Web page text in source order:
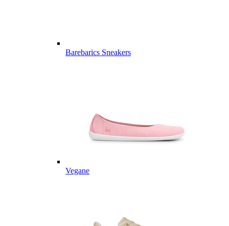
Barebarics Sneakers
Vegane